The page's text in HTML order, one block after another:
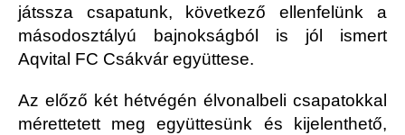
játssza csapatunk, következő ellenfelünk a
másodosztályú bajnokságból is jól ismert
Aqvital FC Csákvár együttese.
Az előző két hétvégén élvonalbeli csapatokkal
mérettetett meg együttesünk és kijelenthető,